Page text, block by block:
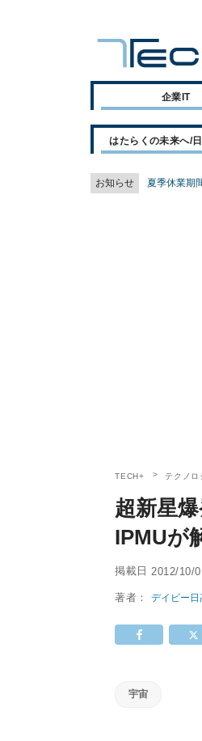
企業IT
はたらくの未来へ/
お知らせ 夏季休業期
TECH+ テクノロ
超新星
IPMUが
掲載日 2012/10/
著者：デイビー日
宇宙